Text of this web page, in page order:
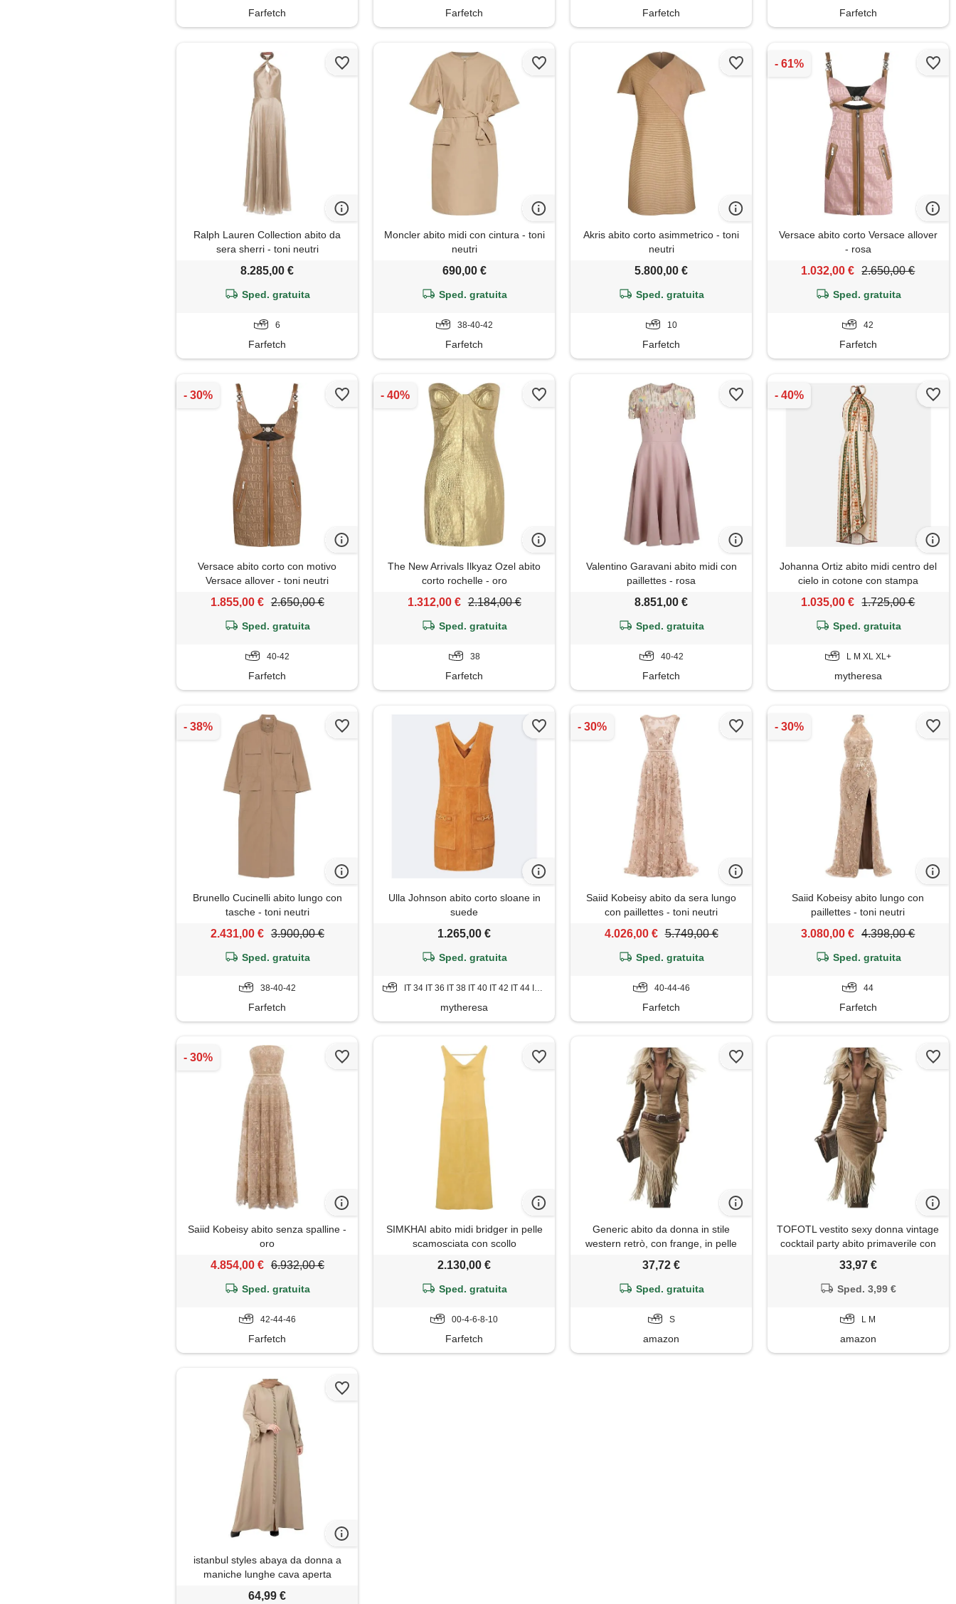
Farfetch Farfetch Farfetch Farfetch
Ralph Lauren Collection abito da
sera sherri - toni neutri
8.285,00 €
Sped. gratuita
6
Farfetch
Moncler abito midi con cintura - toni
neutri
690,00 €
Sped. gratuita
38-40-42
Farfetch
Akris abito corto asimmetrico - toni
neutri
5.800,00 €
Sped. gratuita
10
Farfetch
Versace abito corto Versace allover
- rosa
1.032,00 € 2.650,00 €
Sped. gratuita
42
Farfetch
Versace abito corto con motivo
Versace allover - toni neutri
1.855,00 € 2.650,00 €
Sped. gratuita
40-42
Farfetch
The New Arrivals Ilkyaz Ozel abito
corto rochelle - oro
1.312,00 € 2.184,00 €
Sped. gratuita
38
Farfetch
Valentino Garavani abito midi con
paillettes - rosa
8.851,00 €
Sped. gratuita
40-42
Farfetch
Johanna Ortiz abito midi centro del
cielo in cotone con stampa
1.035,00 € 1.725,00 €
Sped. gratuita
L M XL XL+
mytheresa
Brunello Cucinelli abito lungo con
tasche - toni neutri
2.431,00 € 3.900,00 €
Sped. gratuita
38-40-42
Farfetch
Ulla Johnson abito corto sloane in
suede
1.265,00 €
Sped. gratuita
IT 34 IT 36 IT 38 IT 40 IT 42 IT 44 IT 46 IT 48
mytheresa
Saiid Kobeisy abito da sera lungo
con paillettes - toni neutri
4.026,00 € 5.749,00 €
Sped. gratuita
40-44-46
Farfetch
Saiid Kobeisy abito lungo con
paillettes - toni neutri
3.080,00 € 4.398,00 €
Sped. gratuita
44
Farfetch
Saiid Kobeisy abito senza spalline -
oro
4.854,00 € 6.932,00 €
Sped. gratuita
42-44-46
Farfetch
SIMKHAI abito midi bridger in pelle
scamosciata con scollo
2.130,00 €
Sped. gratuita
00-4-6-8-10
Farfetch
Generic abito da donna in stile
western retrò, con frange, in pelle
a maniche lunghe, con colletto e
cerniera, stile cowgirl vintage,
37,72 €
Sped. gratuita
S
amazon
TOFOTL vestito sexy donna vintage
cocktail party abito primaverile con
pelle scamosciata estivo midi
marrone l
33,97 €
Sped. 3,99 €
L M
amazon
istanbul styles abaya da donna a
maniche lunghe cava aperta
lunghezza del pavimento cerniera
64,99 €